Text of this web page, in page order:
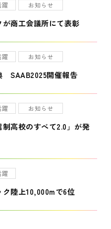
お知らせ
商工会議所にて表彰
お知らせ
SAAB2025開催報告
お知らせ
高校のすべて2.0」が発
陸上10,000mで6位